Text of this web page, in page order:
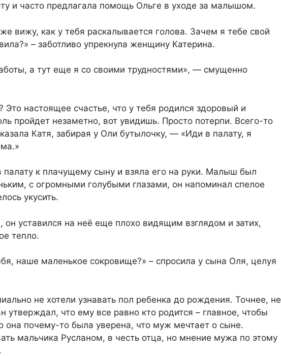
и часто предлагала помощь Ольге в уходе за малышом.
вижу, как у тебя раскалывается голова. Зачем я тебе свой
– заботливо упрекнула женщину Катерина.
а тут еще я со своими трудностями», — смущенно
Это настоящее счастье, что у тебя родился здоровый и
пройдет незаметно, вот увидишь. Просто потерпи. Всего-то
Катя, забирая у Оли бутылочку, — «Иди в палату, я
к плачущему сыну и взяла его на руки. Малыш был
с огромными голубыми глазами, он напоминал спелое
укусить.
он уставился на неё еще плохо видящим взглядом и затих,
тепло.
наше маленькое сокровище?» – спросила у сына Оля, целуя
не хотели узнавать пол ребенка до рождения. Точнее, не
утверждал, что ему все равно кто родится – главное, чтобы
она почему-то была уверена, что муж мечтает о сыне.
мальчика Русланом, в честь отца, но мнение мужа по этому